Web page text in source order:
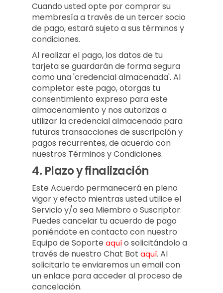
Cuando usted opte por comprar su
membresía a través de un tercer socio
de pago, estará sujeto a sus términos y
condiciones.
Al realizar el pago, los datos de tu
tarjeta se guardarán de forma segura
como una 'credencial almacenada'. Al
completar este pago, otorgas tu
consentimiento expreso para este
almacenamiento y nos autorizas a
utilizar la credencial almacenada para
futuras transacciones de suscripción y
pagos recurrentes, de acuerdo con
nuestros Términos y Condiciones.
4. Plazo y finalización
Este Acuerdo permanecerá en pleno
vigor y efecto mientras usted utilice el
Servicio y/o sea Miembro o Suscriptor.
Puedes cancelar tu acuerdo de pago
poniéndote en contacto con nuestro
Equipo de Soporte aquío solicitándolo a
través de nuestro Chat Bot aquí. Al
solicitarlo te enviaremos un email con
un enlace para acceder al proceso de
cancelación.